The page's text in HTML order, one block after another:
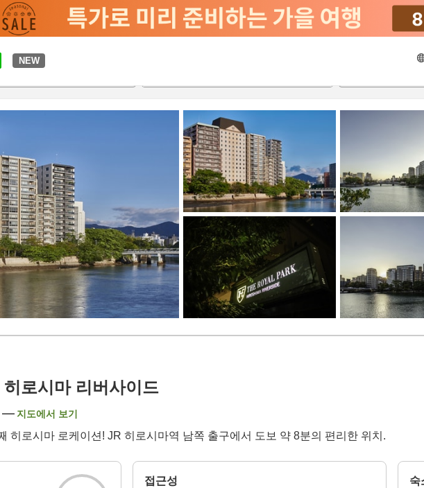
NEW
하이라이트
로시마 리버사이드
지도에서 보기
히로시마 로케이션! JR 히로시마역 남쪽 출구에서 도보 약 8분의 편리한 위치.
접근성 숙